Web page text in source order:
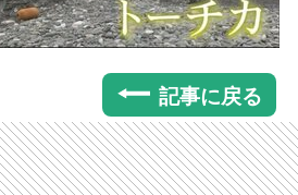
記事に戻る